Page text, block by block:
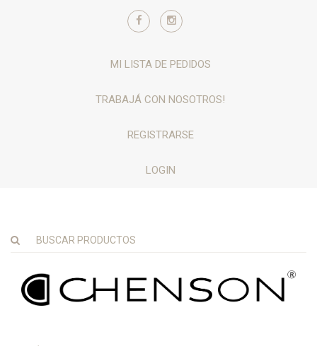
MI LISTA DE PEDIDOS
TRABAJÁ CON NOSOTROS!
REGISTRARSE
LOGIN